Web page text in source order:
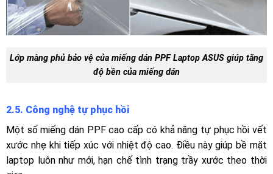
Lớp màng phủ bảo vệ của miếng dán PPF Laptop ASUS giúp tăng
độ bền của miếng dán
2.5. Công nghệ tự phục hồi
Một số miếng dán PPF cao cấp có khả năng tự phục hồi vết
xước nhẹ khi tiếp xúc với nhiệt độ cao. Điều này giúp bề mặt
laptop luôn như mới, hạn chế tình trạng trầy xước theo thời